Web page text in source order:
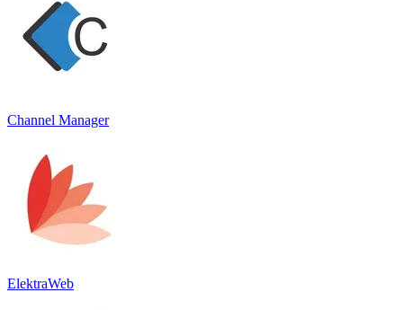
Channel Manager
ElektraWeb